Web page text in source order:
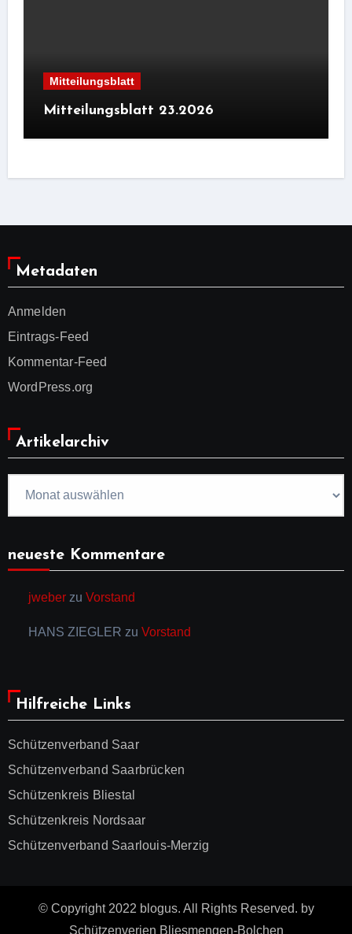
Mitteilungsblatt
Mitteilungsblatt 23.2026
Metadaten
Anmelden
Eintrags-Feed
Kommentar-Feed
WordPress.org
Artikelarchiv
neueste Kommentare
jweberzu Vorstand
HANS ZIEGLER zu Vorstand
Hilfreiche Links
Schützenverband Saar
Schützenverband Saarbrücken
Schützenkreis Bliestal
Schützenkreis Nordsaar
Schützenverband Saarlouis-Merzig
© Copyright 2022 blogus. All Rights Reserved. by
Schützenverien Bliesmengen-Bolchen